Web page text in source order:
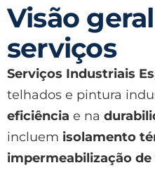
Visão
serviços
Serviços Industriais
telhados e pintura
eficiência e na
incluem isolamento
impermeabilização